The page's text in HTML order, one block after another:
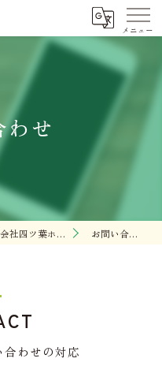
わせ
静岡県静岡市のリフォームなら株式会社四ツ葉ホーム お問い合わせ
わせの対応